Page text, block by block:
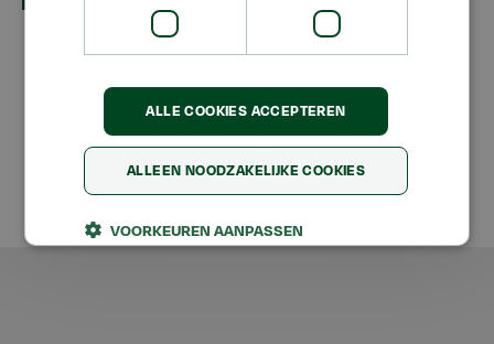
Aeres
Algemene Voorwaarden
Privacy
Aeres
Facebook
Aeres
Group
LinkedIn
Aeres
Twitter
Aeres
Group
YouTube
ALLE COOKIES ACCEPTEREN
ALLEEN NOODZAKELIJKE COOKIES
VOORKEUREN AANPASSEN